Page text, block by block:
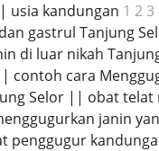
usia kandungan 1 2
gastrul Tanjung
di luar nikah
cara
Selor || obat
janin